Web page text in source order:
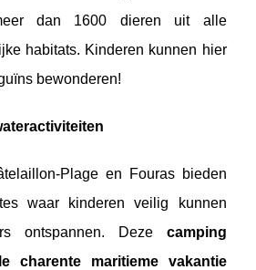
dan 1600 dieren uit alle
habitats. Kinderen kunnen hier
bewonderen!
Plage en Fouras bieden
waar kinderen veilig kunnen
ontspannen. Deze camping
charente maritieme vakantie